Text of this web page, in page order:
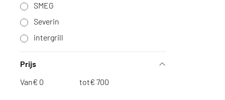
SMEG
Severin
intergrill
Prijs
Van€ tot€